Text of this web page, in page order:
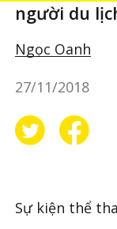
người du
Ngọc Oanh
27/11/2018
Sự kiện thể